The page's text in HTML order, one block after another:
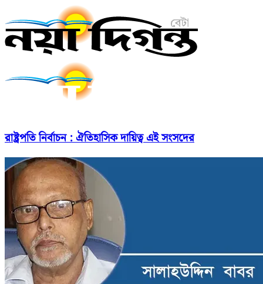
রাষ্ট্রপতি নির্বাচন : ঐতিহাসিক দায়িত্ব এই সংসদের